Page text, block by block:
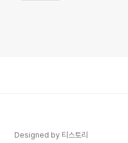
Designed by 티스토리